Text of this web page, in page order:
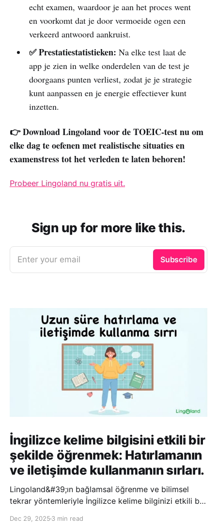
echt examen, waardoor je aan het proces went
en voorkomt dat je door vermoeide ogen een
verkeerd antwoord aankruist.
✅ Prestatiestatistieken: Na elke test laat de
app je zien in welke onderdelen van de test je
doorgaans punten verliest, zodat je je strategie
kunt aanpassen en je energie effectiever kunt
inzetten.
👉 Download Lingoland voor de TOEIC-test nu om
elke dag te oefenen met realistische situaties en
examenstress tot het verleden te laten behoren!
Probeer Lingoland nu gratis uit.
Sign up for more like this.
Enter your email Subscribe
İngilizce kelime bilgisini etkili bir
şekilde öğrenmek: Hatırlamanın
ve iletişimde kullanmanın sırları.
Lingoland&#39;ın bağlamsal öğrenme ve bilimsel
tekrar yöntemleriyle İngilizce kelime bilginizi etkili bir
hatırlayabilir ve daha doğal bir şekilde iletişim
Dec 29, 2025 3 min read